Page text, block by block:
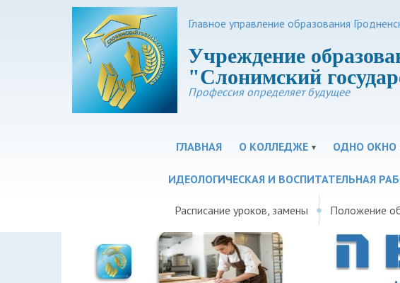
Главное управление образования
Учреждение
"Слонимский
Профессия определяет будущее
ГЛАВНАЯ О КОЛЛЕДЖЕ ОДНО ОКНО
ИДЕОЛОГИЧЕСКАЯ И ВОСПИТАТЕЛЬНАЯ
Расписание уроков, замены Положение